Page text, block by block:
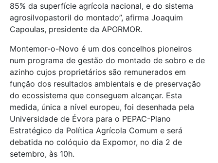
85% da superfície agrícola nacional, e do sistema
agrosilvopastoril do montado”, afirma Joaquim
Capoulas, presidente da APORMOR.
Montemor-o-Novo é um dos concelhos pioneiros
num programa de gestão do montado de sobro e de
azinho cujos proprietários são remunerados em
função dos resultados ambientais e de preservação
do ecossistema que conseguem alcançar. Esta
medida, única a nível europeu, foi desenhada pela
Universidade de Évora para o PEPAC-Plano
Estratégico da Política Agrícola Comum e será
debatida no colóquio da Expomor, no dia 2 de
setembro, às 10h.